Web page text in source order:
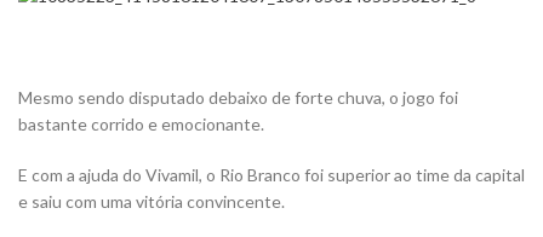
Mesmo sendo disputado debaixo de forte chuva, o jogo foi
bastante corrido e emocionante.
E com a ajuda do Vivamil, o Rio Branco foi superior ao time da capital
e saiu com uma vitória convincente.